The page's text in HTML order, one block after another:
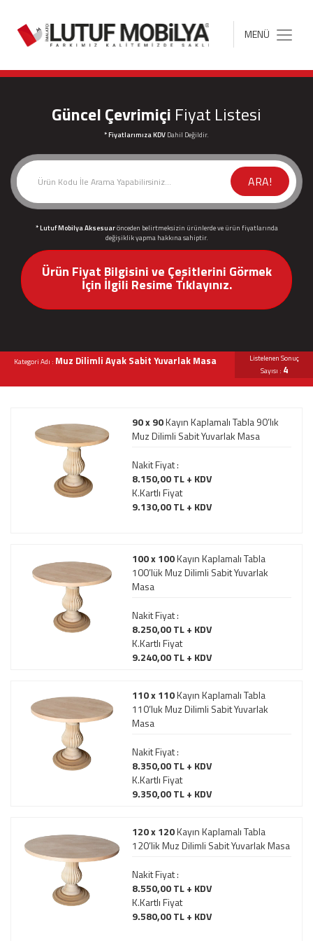
MENÜ
Güncel Çevrimiçi Fiyat Listesi
* Fiyatlarımıza KDV Dahil Değildir.
ARA!
* Lutuf Mobilya Aksesuarönceden belirtmeksizin ürünlerde ve ürün fiyatlarında
değişiklik yapma hakkına sahiptir.
Ürün Fiyat Bilgisini ve Çeşitlerini Görmek
İçin İlgili Resime Tıklayınız.
Kategori Adı : Muz Dilimli Ayak Sabit Yuvarlak Masa
Listelenen Sonuç
Sayısı : 4
90 x 90Kayın Kaplamalı Tabla 90’lık
Muz Dilimli Sabit Yuvarlak Masa
Nakit Fiyat :
8.150,00 TL + KDV
K.Kartlı Fiyat
9.130,00 TL + KDV
100 x 100Kayın Kaplamalı Tabla
100’lük Muz Dilimli Sabit Yuvarlak
Masa
Nakit Fiyat :
8.250,00 TL + KDV
K.Kartlı Fiyat
9.240,00 TL + KDV
110 x 110Kayın Kaplamalı Tabla
110’luk Muz Dilimli Sabit Yuvarlak
Masa
Nakit Fiyat :
8.350,00 TL + KDV
K.Kartlı Fiyat
9.350,00 TL + KDV
120 x 120Kayın Kaplamalı Tabla
120’lik Muz Dilimli Sabit Yuvarlak Masa
Nakit Fiyat :
8.550,00 TL + KDV
K.Kartlı Fiyat
9.580,00 TL + KDV